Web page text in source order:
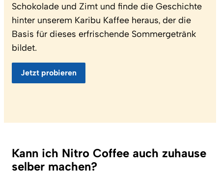
Schokolade und Zimt und finde die Geschichte
hinter unserem Karibu Kaffee heraus, der die
Basis für dieses erfrischende Sommergetränk
bildet.
Jetzt probieren
Kann ich Nitro Coffee auch zuhause
selber machen?